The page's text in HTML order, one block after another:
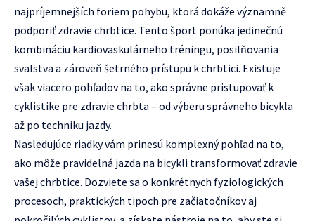
najpríjemnejších foriem pohybu, ktorá dokáže významně
podporiť zdravie chrbtice. Tento šport ponúka jedinečnú
kombináciu kardiovaskulárneho tréningu, posilňovania
svalstva a zároveň šetrného prístupu k chrbtici. Existuje
však viacero pohľadov na to, ako správne pristupovať k
cyklistike pre zdravie chrbta – od výberu správneho bicykla
až po techniku jazdy.
Nasledujúce riadky vám prinesú komplexný pohľad na to,
ako môže pravidelná jazda na bicykli transformovať zdravie
vašej chrbtice. Dozviete sa o konkrétnych fyziologických
procesoch, praktických tipoch pre začiatočníkov aj